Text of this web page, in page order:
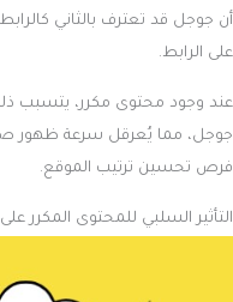
أن جوجل قد تعترف بالثاني
على الرابط.
عند وجود محتوى مكرر، يتسبب
جوجل، مما يُعرقل سرعة ظهور
فرص تحسين ترتيب الموقع.
التأثير السلبي للمحتوى المكرر